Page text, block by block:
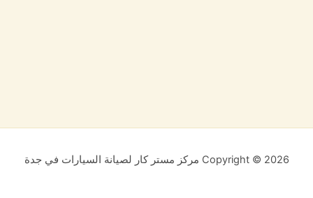
Copyright © 2026 مركز مستر كار لصيانة السيارات في جدة